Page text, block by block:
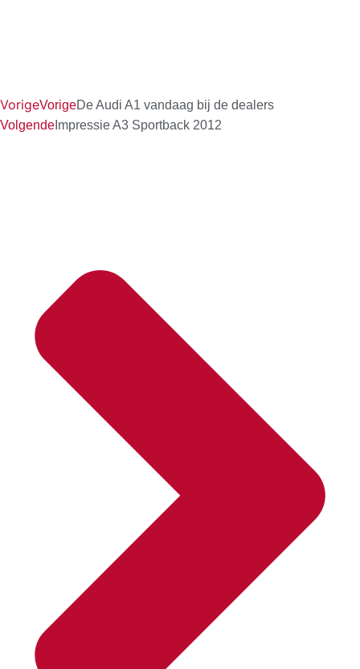
VorigeVorigeDe Audi A1 vandaag bij de dealers
Volgende Impressie A3 Sportback 2012